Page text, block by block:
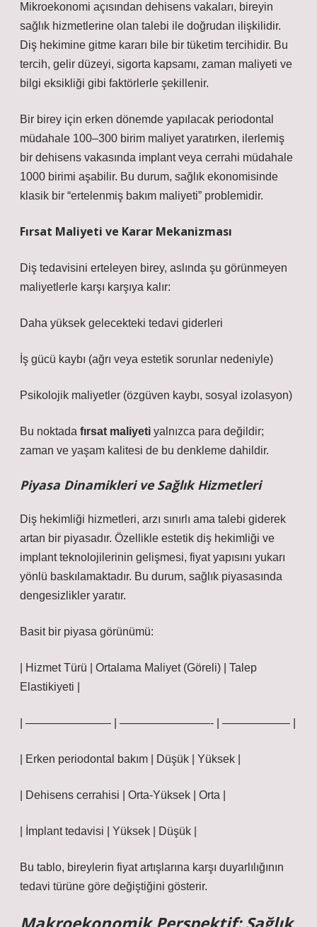
Mikroekonomi açısından dehisens vakaları, bireyin
sağlık hizmetlerine olan talebi ile doğrudan ilişkilidir.
Diş hekimine gitme kararı bile bir tüketim tercihidir. Bu
tercih, gelir düzeyi, sigorta kapsamı, zaman maliyeti ve
bilgi eksikliği gibi faktörlerle şekillenir.
Bir birey için erken dönemde yapılacak periodontal
müdahale 100–300 birim maliyet yaratırken, ilerlemiş
bir dehisens vakasında implant veya cerrahi müdahale
1000 birimi aşabilir. Bu durum, sağlık ekonomisinde
klasik bir “ertelenmiş bakım maliyeti” problemidir.
Fırsat Maliyeti ve Karar Mekanizması
Diş tedavisini erteleyen birey, aslında şu görünmeyen
maliyetlerle karşı karşıya kalır:
Daha yüksek gelecekteki tedavi giderleri
İş gücü kaybı (ağrı veya estetik sorunlar nedeniyle)
Psikolojik maliyetler (özgüven kaybı, sosyal izolasyon)
Bu noktada fırsat maliyeti yalnızca para değildir;
zaman ve yaşam kalitesi de bu denkleme dahildir.
Piyasa Dinamikleri ve Sağlık Hizmetleri
Diş hekimliği hizmetleri, arzı sınırlı ama talebi giderek
artan bir piyasadır. Özellikle estetik diş hekimliği ve
implant teknolojilerinin gelişmesi, fiyat yapısını yukarı
yönlü baskılamaktadır. Bu durum, sağlık piyasasında
dengesizlikler yaratır.
Basit bir piyasa görünümü:
| Hizmet Türü | Ortalama Maliyet (Göreli) | Talep
Elastikiyeti |
| ———————– | ————————- | —————— |
| Erken periodontal bakım | Düşük | Yüksek |
| Dehisens cerrahisi | Orta-Yüksek | Orta |
| İmplant tedavisi | Yüksek | Düşük |
Bu tablo, bireylerin fiyat artışlarına karşı duyarlılığının
tedavi türüne göre değiştiğini gösterir.